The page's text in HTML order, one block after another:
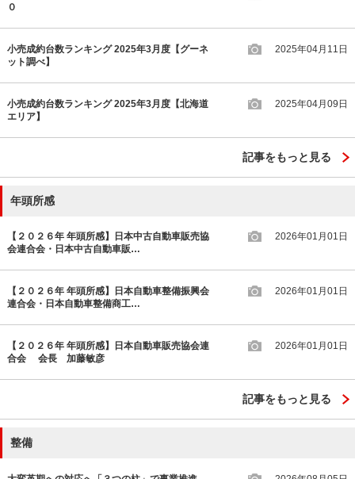
０
小売成約台数ランキング 2025年3月度【グーネ
ット調べ】
2025年04月11日
小売成約台数ランキング 2025年3月度【北海道
エリア】
2025年04月09日
記事をもっと見る
年頭所感
【２０２６年 年頭所感】日本中古自動車販売協
会連合会・日本中古自動車販…
2026年01月01日
【２０２６年 年頭所感】日本自動車整備振興会
連合会・日本自動車整備商工…
2026年01月01日
【２０２６年 年頭所感】日本自動車販売協会連
合会 会長 加藤敏彦
2026年01月01日
記事をもっと見る
整備